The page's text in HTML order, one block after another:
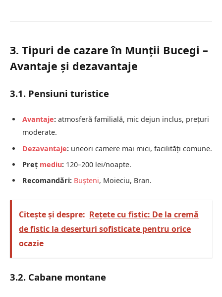
3. Tipuri de cazare în Munții Bucegi –
Avantaje și dezavantaje
3.1. Pensiuni turistice
Avantaje: atmosferă familială, mic dejun inclus, prețuri
moderate.
Dezavantaje: uneori camere mai mici, facilități comune.
Preț mediu: 120–200 lei/noapte.
Recomandări: Bușteni, Moieciu, Bran.
Citește și despre: Rețete cu fistic: De la cremă
de fistic la deserturi sofisticate pentru orice
ocazie
3.2. Cabane montane